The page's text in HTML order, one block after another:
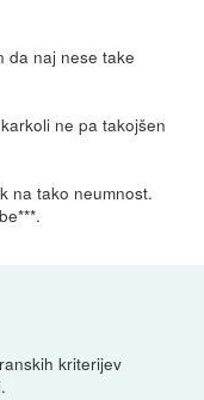
da naj nese take
ne pa takojšen
na tako neumnost.
kriterijev